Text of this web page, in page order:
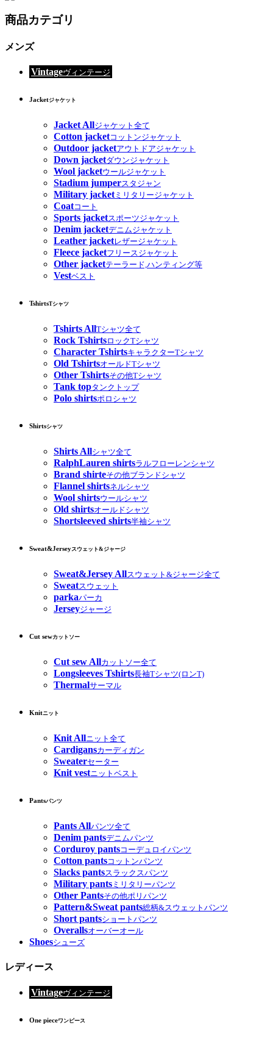
商品カテゴリ
メンズ
Vintageヴィンテージ
Jacketジャケット
Jacket Allジャケット全て
Cotton jacketコットンジャケット
Outdoor jacketアウトドアジャケット
Down jacketダウンジャケット
Wool jacketウールジャケット
Stadium jumperスタジャン
Military jacketミリタリージャケット
Coatコート
Sports jacketスポーツジャケット
Denim jacketデニムジャケット
Leather jacketレザージャケット
Fleece jacketフリースジャケット
Other jacketテーラード,ハンティング等
Vestベスト
TshirtsTシャツ
Tshirts AllTシャツ全て
Rock TshirtsロックTシャツ
Character TshirtsキャラクターTシャツ
Old TshirtsオールドTシャツ
Other Tshirtsその他Tシャツ
Tank topタンクトップ
Polo shirtsポロシャツ
Shirtsシャツ
Shirts Allシャツ全て
RalphLauren shirtsラルフローレンシャツ
Brand shirteその他ブランドシャツ
Flannel shirtsネルシャツ
Wool shirtsウールシャツ
Old shirtsオールドシャツ
Shortsleeved shirts半袖シャツ
Sweat&Jerseyスウェット&ジャージ
Sweat&Jersey Allスウェット&ジャージ全て
Sweatスウェット
parkaパーカ
Jerseyジャージ
Cut sewカットソー
Cut sew Allカットソー全て
Longsleeves Tshirts長袖Tシャツ(ロンT)
Thermalサーマル
Knitニット
Knit Allニット全て
Cardigansカーディガン
Sweaterセーター
Knit vestニットベスト
Pantsパンツ
Pants Allパンツ全て
Denim pantsデニムパンツ
Corduroy pantsコーデュロイパンツ
Cotton pantsコットンパンツ
Slacks pantsスラックスパンツ
Military pants ミリタリーパンツ
Other Pantsその他ポリパンツ
Pattern&Sweat pants総柄&スウェットパンツ
Short pantsショートパンツ
Overallsオーバーオール
Shoesシューズ
レディース
Vintageヴィンテージ
One pieceワンピース